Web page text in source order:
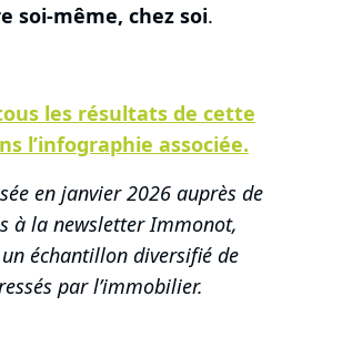
soi-même, chez soi.
les résultats de cette
l’infographie associée.
en janvier 2026 auprès de
à la newsletter Immonot,
échantillon diversifié de
par l’immobilier.